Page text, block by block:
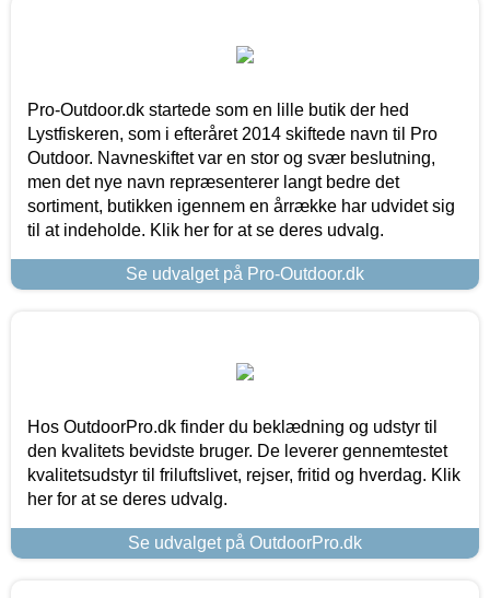
Pro-Outdoor.dk startede som en lille butik der hed
Lystfiskeren, som i efteråret 2014 skiftede navn til Pro
Outdoor. Navneskiftet var en stor og svær beslutning,
men det nye navn repræsenterer langt bedre det
sortiment, butikken igennem en årrække har udvidet sig
til at indeholde. Klik her for at se deres udvalg.
Se udvalget på Pro-Outdoor.dk
Hos OutdoorPro.dk finder du beklædning og udstyr til
den kvalitets bevidste bruger. De leverer gennemtestet
kvalitetsudstyr til friluftslivet, rejser, fritid og hverdag. Klik
her for at se deres udvalg.
Se udvalget på OutdoorPro.dk